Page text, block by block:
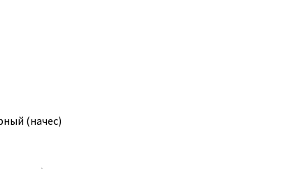
(начес)